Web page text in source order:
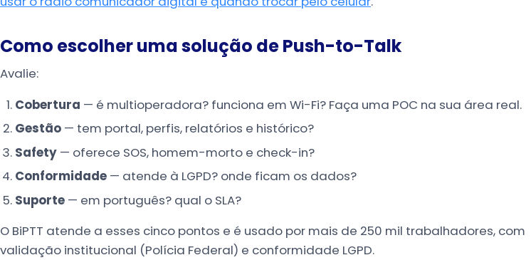
Como escolher uma solução de Push-to-Talk
Avalie:
Cobertura — é multioperadora? funciona em Wi-Fi? Faça uma POC na sua área real.
Gestão— tem portal, perfis, relatórios e histórico?
Safety— oferece SOS, homem-morto e check-in?
Conformidade— atende à LGPD? onde ficam os dados?
Suporte— em português? qual o SLA?
O BiPTT atende a esses cinco pontos e é usado por mais de 250 mil trabalhadores, com
validação institucional (Polícia Federal) e conformidade LGPD.